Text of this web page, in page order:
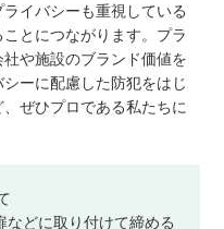
イバシーも重視している
とにつながります。プラ
や施設のブランド価値を
ーに配慮した防犯をはじ
ぜひプロである私たちに
どに取り付けて締める